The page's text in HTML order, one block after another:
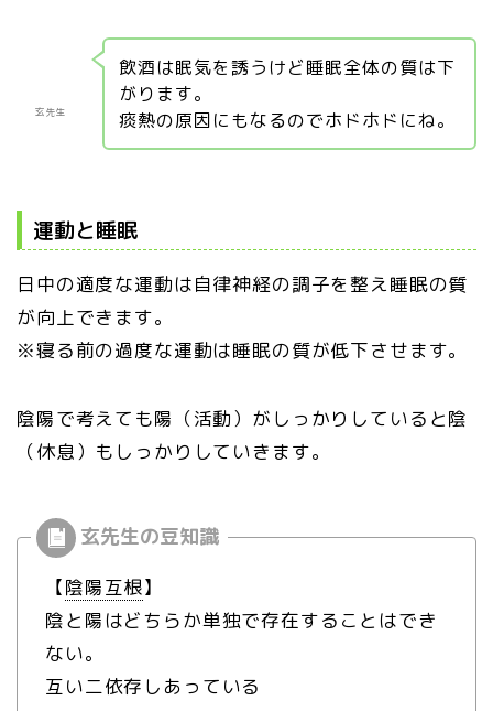
玄先生
飲酒は眠気を誘うけど睡眠全体の質は下
がります。
痰熱の原因にもなるのでホドホドにね。
運動と睡眠
日中の適度な運動は自律神経の調子を整え睡眠の質
が向上できます。
※寝る前の過度な運動は睡眠の質が低下させます。
陰陽で考えても陽（活動）がしっかりしていると陰
（休息）もしっかりしていきます。
【陰陽互根】
陰と陽はどちらか単独で存在することはでき
ない。
互い二依存しあっている